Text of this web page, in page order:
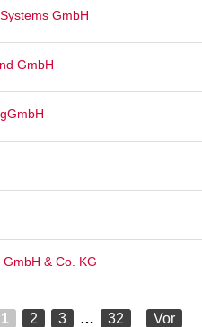
GmbH
GmbH
& Co. KG
1 2 3 … 32 Vor